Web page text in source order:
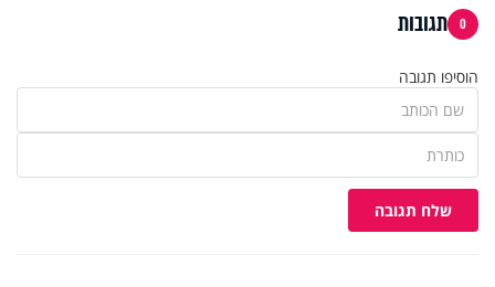
0 תגובות
הוסיפו תגובה
שלח תגובה